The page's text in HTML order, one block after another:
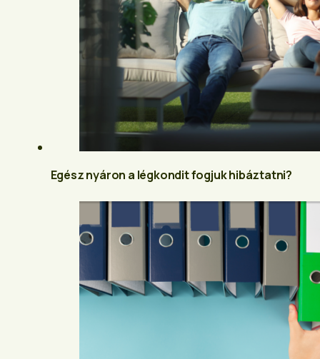
Egész nyáron a légkondit fogjuk hibáztatni?